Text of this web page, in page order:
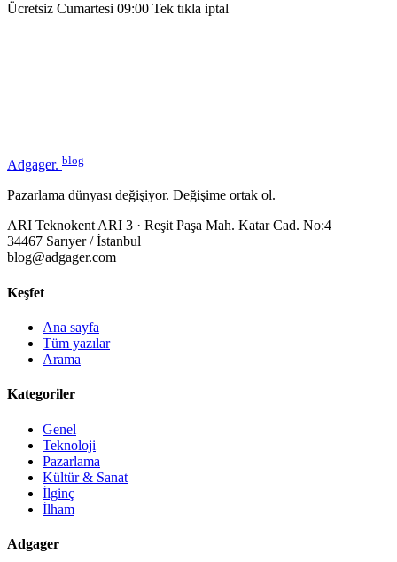
Ücretsiz Cumartesi 09:00 Tek tıkla iptal
Adgager. blog
Pazarlama dünyası değişiyor. Değişime ortak ol.
ARI Teknokent ARI 3 · Reşit Paşa Mah. Katar Cad. No:4
34467 Sarıyer / İstanbul
blog@adgager.com
Keşfet
Ana sayfa
Tüm yazılar
Arama
Kategoriler
Genel
Teknoloji
Pazarlama
Kültür & Sanat
İlginç
İlham
Adgager